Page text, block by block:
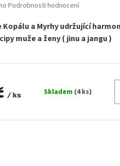
Kopálu a Myrhy udržující
muže a ženy ( jinu a jangu )
/ ks
Skladem (4 ks)
Podrobnosti hodnocení